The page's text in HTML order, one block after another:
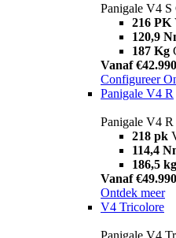
Panigale V4 S
216 PK
120,9
187 Kg
Vanaf €42.990
Configureer
Panigale V4 R
Panigale V4 R
218 pk
114,4
186,5 kg
Vanaf €49.990
Ontdek meer
V4 Tricolore
Panigale V4